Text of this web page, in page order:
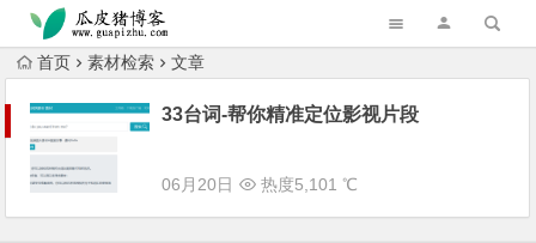
跳转到主内容
首页 素材检索 文章
33台词-帮你精准定位影视片段
06月20日 热度5,101 ℃